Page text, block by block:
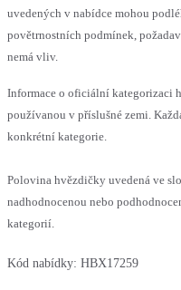
uvedených v nabídce mohou
povětrnostních podmínek,
nemá vliv.
Informace o oficiální kategorizaci
používanou v příslušné zemi.
konkrétní kategorie.
Polovina hvězdičky uvedená ve
nadhodnocenou nebo
kategorií.
Kód nabídky: HBX17259